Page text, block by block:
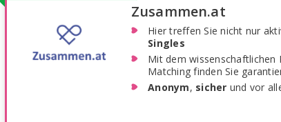
Zusammen.at
Hier treffen Sie nicht nur
Singles
Mit dem
Matching finden Sie
Anonym, sicher und vor